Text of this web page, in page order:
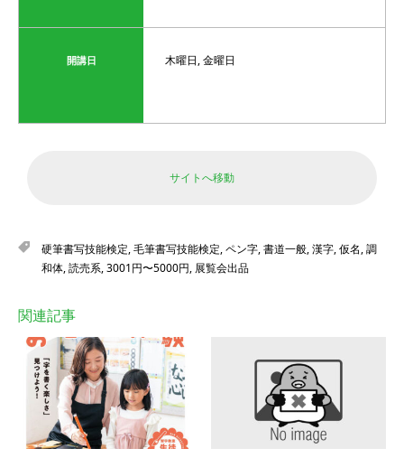
開講日 木曜日, 金曜日
サイトへ移動
硬筆書写技能検定,毛筆書写技能検定,ペン字,書道一般,漢字,仮名,調
和体,読売系,3001円〜5000円, 展覧会出品
関連記事